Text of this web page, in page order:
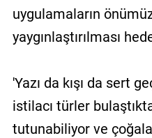
uygulamaların
yaygınlaştırılması
'Yazı da kışı da sert
istilacı türler
tutunabiliyor ve